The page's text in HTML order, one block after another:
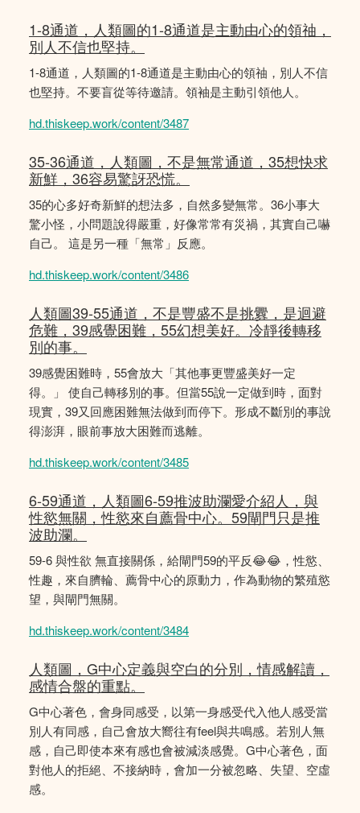
1-8通道，人類圖的1-8通道是主動由心的領䄂，
別人不信也堅持。
1-8通道，人類圖的1-8通道是主動由心的領䄂，別人不信
也堅持。不要盲從等待邀請。領袖是主動引領他人。
hd.thiskeep.work/content/3487
35-36通道，人類圖，不是無常通道，35想快求
新鮮，36容易驚訝恐慌。
35的心多好奇新鮮的想法多，自然多變無常。36小事大
驚小怪，小問題說得嚴重，好像常常有災禍，其實自己嚇
自己。 這是另一種「無常」反應。
hd.thiskeep.work/content/3486
人類圖39-55通道，不是豐盛不是挑釁，是迴避
危難，39感覺困難，55幻想美好。冷靜後轉移
別的事。
39感覺困難時，55會放大「其他事更豐盛美好一定
得。」 使自己轉移別的事。但當55說一定做到時，面對
現實，39又回應困難無法做到而停下。形成不斷別的事說
得澎湃，眼前事放大困難而逃離。
hd.thiskeep.work/content/3485
6-59通道，人類圖6-59推波助瀾愛介紹人，與
性慾無關，性慾來自薦骨中心。59閘門只是推
波助瀾。
59-6 與性欲 無直接關係，給閘門59的平反😂😂，性慾、
性趣，來自臍輪、薦骨中心的原動力，作為動物的繁殖慾
望，與閘門無關。
hd.thiskeep.work/content/3484
人類圖，G中心定義與空白的分別，情感解讀，
感情合盤的重點。
G中心著色，會身同感受，以第一身感受代入他人感受當
別人有同感，自己會放大嚮往有feel與共鳴感。若別人無
感，自己即使本來有感也會被減淡感覺。G中心著色，面
對他人的拒絕、不接納時，會加一分被忽略、失望、空虛
感。